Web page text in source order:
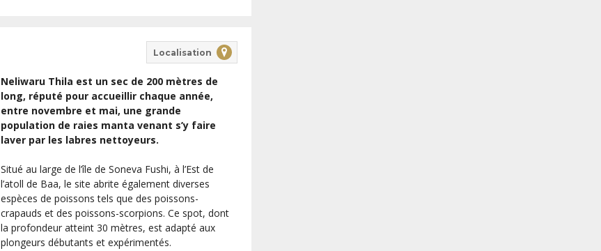
Localisation
Neliwaru Thila est un sec de 200 mètres de
long, réputé pour accueillir chaque année,
entre novembre et mai, une grande
population de raies manta venant s’y faire
laver par les labres nettoyeurs.
Situé au large de l’île de Soneva Fushi, à l’Est de
l’atoll de Baa, le site abrite également diverses
espèces de poissons tels que des poissons-
crapauds et des poissons-scorpions. Ce spot, dont
la profondeur atteint 30 mètres, est adapté aux
plongeurs débutants et expérimentés.